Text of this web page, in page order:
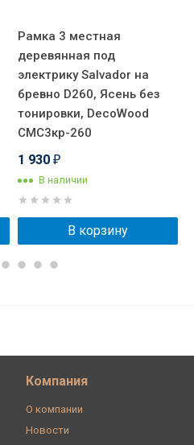
Рамка 3 местная
деревянная под
электрику Salvador на
бревно D260, Ясень без
тонировки, DecoWood
СМС3кр-260
1 930 ₽
В наличии
В корзину
Компания
О компании
Новости